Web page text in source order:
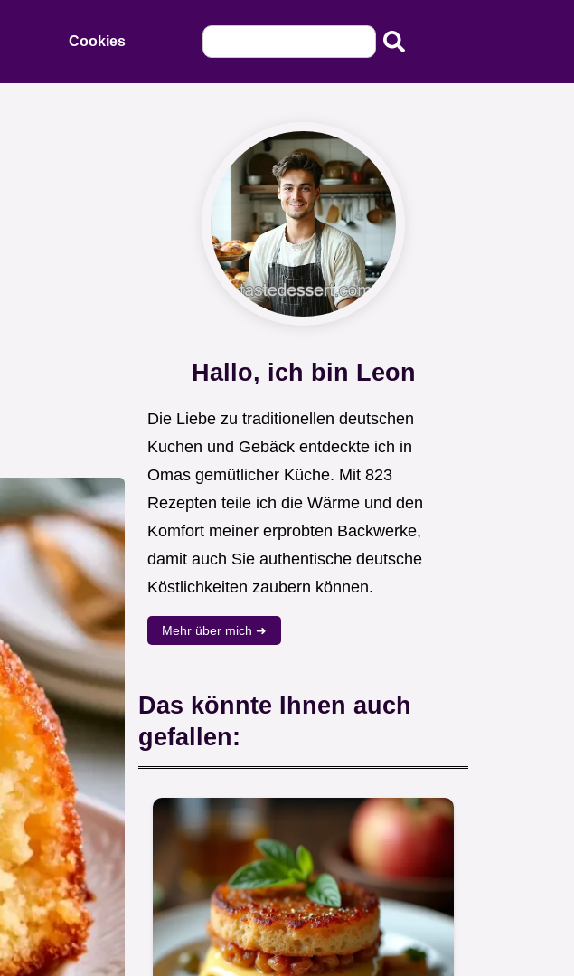
Cookies
Hallo, ich bin Leon
Die Liebe zu traditionellen deutschen
Kuchen und Gebäck entdeckte ich in
Omas gemütlicher Küche. Mit 823
Rezepten teile ich die Wärme und den
Komfort meiner erprobten Backwerke,
damit auch Sie authentische deutsche
Köstlichkeiten zaubern können.
Mehr über mich ➜
Das könnte Ihnen auch
gefallen: